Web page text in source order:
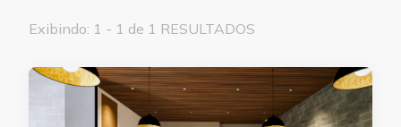
Exibindo: 1 - 1 de 1 RESULTADOS